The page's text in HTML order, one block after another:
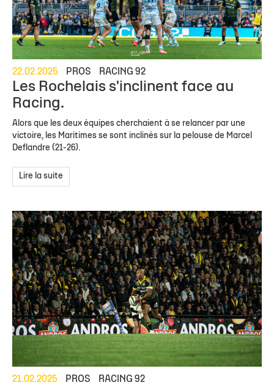
22.02.2025 PROS RACING 92
Les Rochelais s'inclinent face au
Racing.
Alors que les deux équipes cherchaient à se relancer par une
victoire, les Maritimes se sont inclinés sur la pelouse de Marcel
Deflandre (21-26).
Lire la suite
21.02.2025 PROS RACING 92